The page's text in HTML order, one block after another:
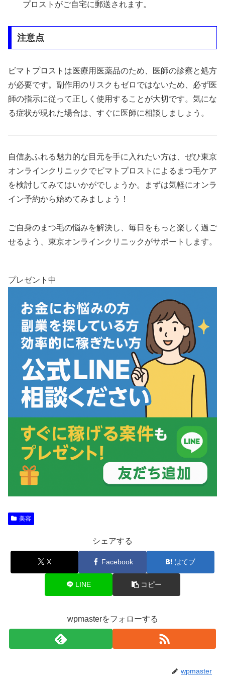
プロストがご自宅に郵送されます。
注意点
ビマトプロストは医療用医薬品のため、医師の診察と処方
が必要です。副作用のリスクもゼロではないため、必ず医
師の指示に従って正しく使用することが大切です。気にな
る症状が現れた場合は、すぐに医師に相談しましょう。
自信あふれる魅力的な目元を手に入れたい方は、ぜひ東京
オンラインクリニックでビマトプロストによるまつ毛ケア
を検討してみてはいかがでしょうか。まずは気軽にオンラ
イン予約から始めてみましょう！
ご自身のまつ毛の悩みを解決し、毎日をもっと楽しく過ご
せるよう、東京オンラインクリニックがサポートします。
プレゼント中
美容
シェアする
X Facebook はてブ
LINE コピー
wpmasterをフォローする
wpmaster